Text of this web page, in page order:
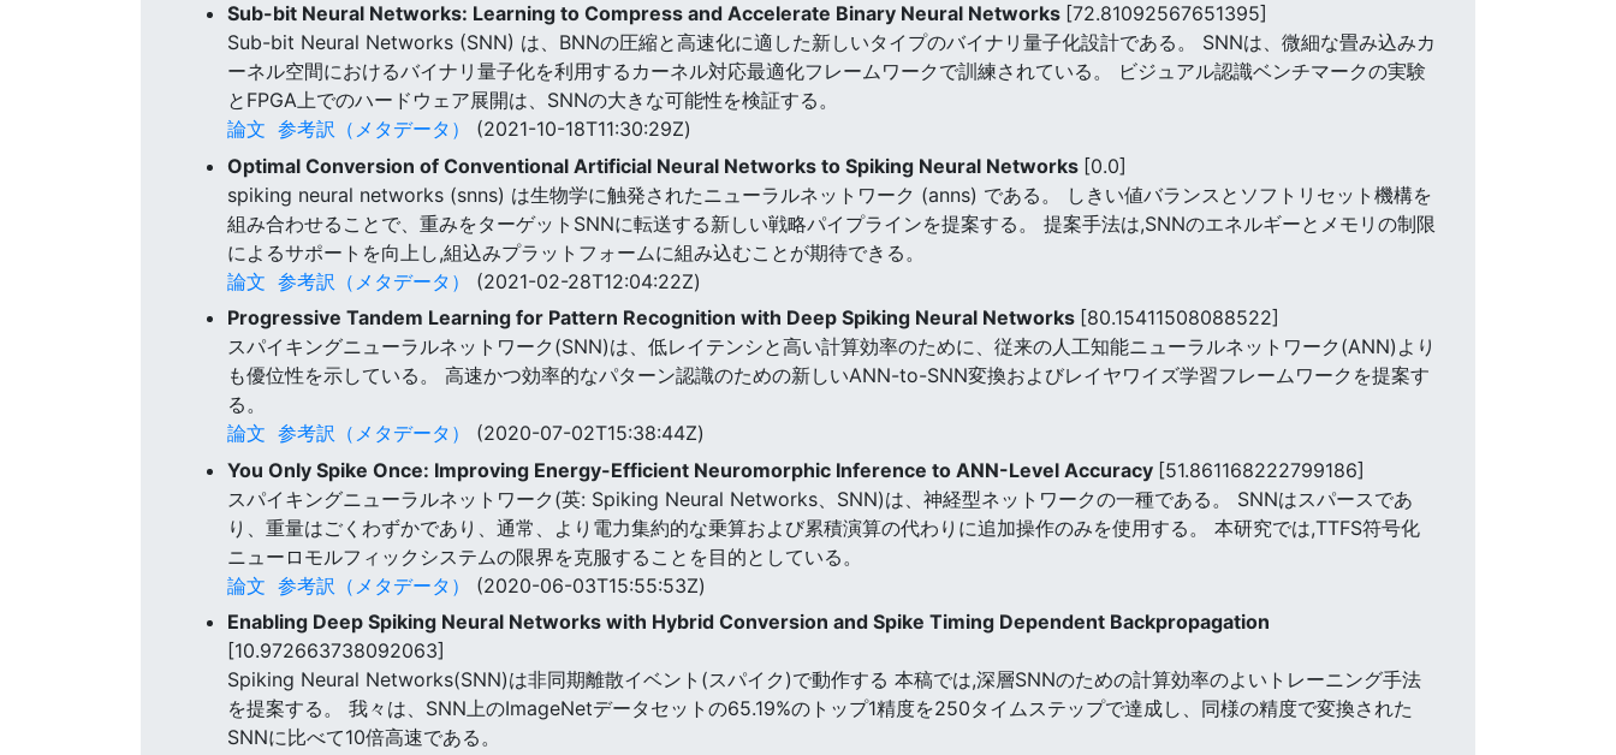
Sub-bit Neural Networks: Learning to Compress and Accelerate Binary Neural Networks [72.81092567651395]
Sub-bit Neural Networks (SNN) は、BNNの圧縮と高速化に適した新しいタイプのバイナリ量子化設計である。 SNNは、微細な畳み込みカ
ーネル空間におけるバイナリ量子化を利用するカーネル対応最適化フレームワークで訓練されている。 ビジュアル認識ベンチマークの実験
とFPGA上でのハードウェア展開は、SNNの大きな可能性を検証する。
論文 参考訳（メタデータ）
(2021-10-18T11:30:29Z)
Optimal Conversion of Conventional Artificial Neural Networks to Spiking Neural Networks [0.0]
spiking neural networks (snns) は生物学に触発されたニューラルネットワーク (anns) である。 しきい値バランスとソフトリセット機構を
組み合わせることで、重みをターゲットSNNに転送する新しい戦略パイプラインを提案する。 提案手法は,SNNのエネルギーとメモリの制限
によるサポートを向上し,組込みプラットフォームに組み込むことが期待できる。
論文 参考訳（メタデータ）
(2021-02-28T12:04:22Z)
Progressive Tandem Learning for Pattern Recognition with Deep Spiking Neural Networks [80.15411508088522]
スパイキングニューラルネットワーク(SNN)は、低レイテンシと高い計算効率のために、従来の人工知能ニューラルネットワーク(ANN)より
も優位性を示している。 高速かつ効率的なパターン認識のための新しいANN-to-SNN変換およびレイヤワイズ学習フレームワークを提案す
る。
論文 参考訳（メタデータ）
(2020-07-02T15:38:44Z)
You Only Spike Once: Improving Energy-Efficient Neuromorphic Inference to ANN-Level Accuracy [51.861168222799186]
スパイキングニューラルネットワーク(英: Spiking Neural Networks、SNN)は、神経型ネットワークの一種である。 SNNはスパースであ
り、重量はごくわずかであり、通常、より電力集約的な乗算および累積演算の代わりに追加操作のみを使用する。 本研究では,TTFS符号化
ニューロモルフィックシステムの限界を克服することを目的としている。
論文 参考訳（メタデータ）
(2020-06-03T15:55:53Z)
Enabling Deep Spiking Neural Networks with Hybrid Conversion and Spike Timing Dependent Backpropagation
[10.972663738092063]
Spiking Neural Networks(SNN)は非同期離散イベント(スパイク)で動作する 本稿では,深層SNNのための計算効率のよいトレーニング手法
を提案する。 我々は、SNN上のImageNetデータセットの65.19%のトップ1精度を250タイムステップで達成し、同様の精度で変換された
SNNに比べて10倍高速である。